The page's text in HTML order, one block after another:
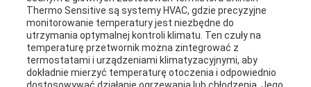
Thermo Sensitive są systemy HVAC, gdzie precyzyjne
monitorowanie temperatury jest niezbędne do
utrzymania optymalnej kontroli klimatu. Ten czuły na
temperaturę przetwornik można zintegrować z
termostatami i urządzeniami klimatyzacyjnymi, aby
dokładnie mierzyć temperaturę otoczenia i odpowiednio